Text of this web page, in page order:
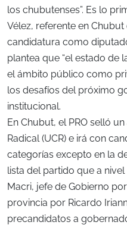
los chubutenses”. Es lo
Vélez, referente en Chubut
candidatura como
plantea que “el estado de
el ámbito público como
los desafíos del próximo
institucional.
En Chubut, el PRO selló
Radical (UCR) e irá con
categorías excepto en la
lista del partido que a
Macri, jefe de Gobierno
provincia por Ricardo
precandidatos a